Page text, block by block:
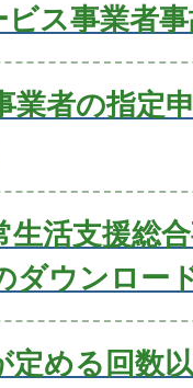
ス事業者
業者の指定
生活支援総
ダウンロー
定める回数